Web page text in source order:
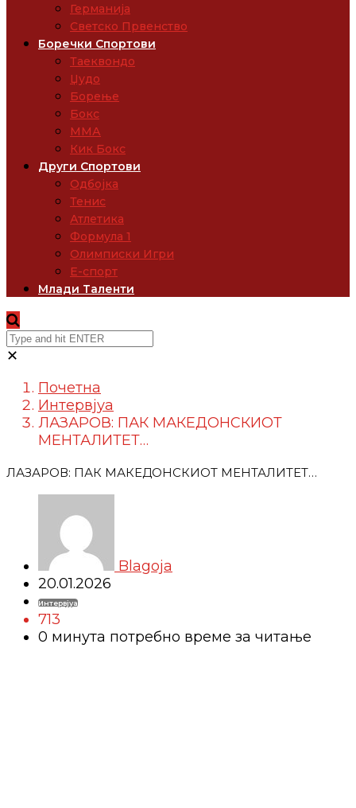
Германија
Светско Првенство
Боречки Спортови
Таеквондо
Џудо
Борење
Бокс
ММА
Кик Бокс
Други Спортови
Одбојка
Тенис
Атлетика
Формула 1
Олимписки Игри
Е-спорт
Млади Таленти
✕
Почетна
Интервјуа
ЛАЗАРОВ: ПАК МАКЕДОНСКИОТ
МЕНТАЛИТЕТ…
ЛАЗАРОВ: ПАК МАКЕДОНСКИОТ МЕНТАЛИТЕТ…
Blagoja
20.01.2026
Интервјуа
713
0 минутa потребно време за читање